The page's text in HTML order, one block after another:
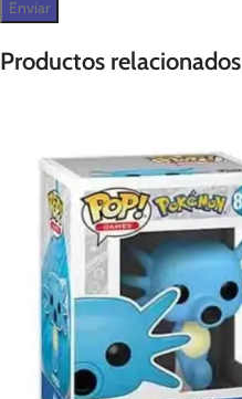
Productos relacionados